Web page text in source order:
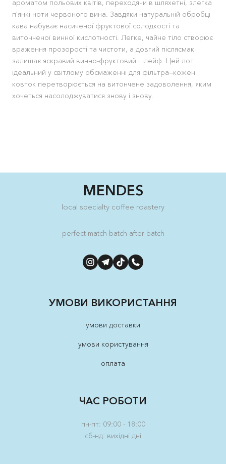
ароматом польових квітів, переходячи в шляхетні, злегка
п'янкі ноти червоного вина. Завдяки натуральній обробці
кава набуває насиченої фруктової солодкості та
витонченої винної кислотності. Легке, чайне тіло створює
враження прозорості та чистоти, а довгий післясмак
залишає яскравий винно-фруктовий шлейф. Цей лот
ідеальний у світлому обсмаженні для фільтра—кожен
ковток перетворюється на витончене задоволення, яким
хочеться насолоджуватися знову і знову.
MENDES
local specialty coffee roastery
perfect match batch after batch
УМОВИ ВИКОРИСТАННЯ
умови доставки
умови користування
оплата
ЧАС РОБОТИ
пн-пт: 09:00 - 18:00
сб-нд: вихідні дні